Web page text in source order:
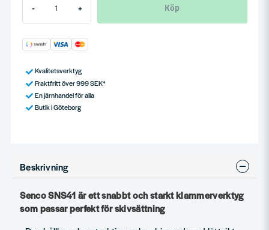
- + Köp
Kvalitetsverktyg
Fraktfritt över 999 SEK*
En järnhandel för alla
Butik i Göteborg
Beskrivning
Senco SNS41 är ett snabbt och starkt klammerverktyg
som passar perfekt för skivsättning